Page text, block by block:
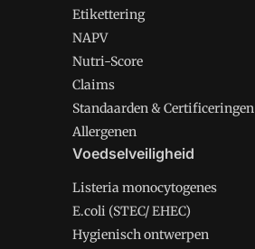
Etikettering
NAPV
Nutri-Score
Claims
Standaarden & Certificeringen
Allergenen
Voedselveiligheid
Listeria monocytogenes
E.coli (STEC/ EHEC)
Hygienisch ontwerpen